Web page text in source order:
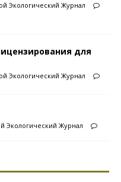
Экологический Журнал
для
Экологический Журнал
Экологический Журнал